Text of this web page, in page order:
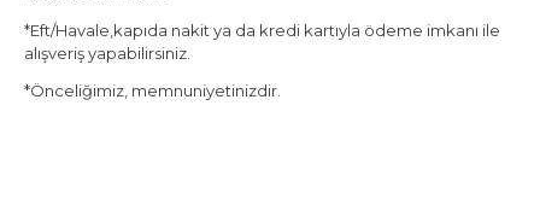
*Eft/Havale,kapıda nakit ya da kredi kartıyla ödeme imkanı ile
alışveriş yapabilirsiniz.
*Önceliğimiz, memnuniyetinizdir.